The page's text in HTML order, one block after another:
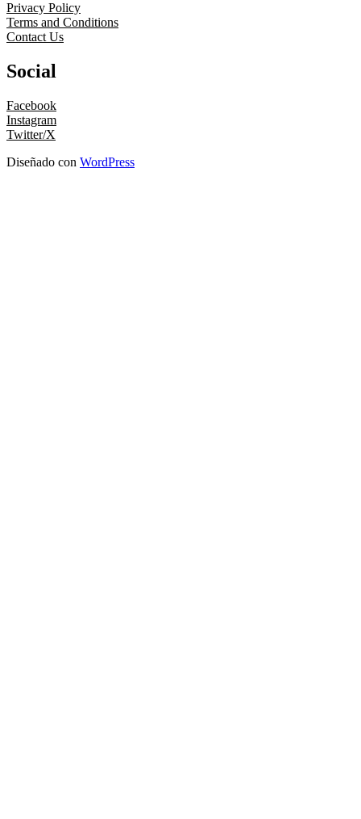
Privacy Policy
Terms and Conditions
Contact Us
Social
Facebook
Instagram
Twitter/X
Diseñado con WordPress